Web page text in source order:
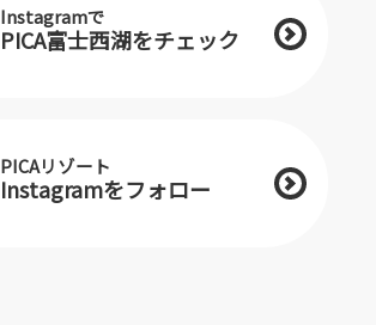
Instagramで
PICA富士西湖をチェック
PICAリゾート
Instagramをフォロー